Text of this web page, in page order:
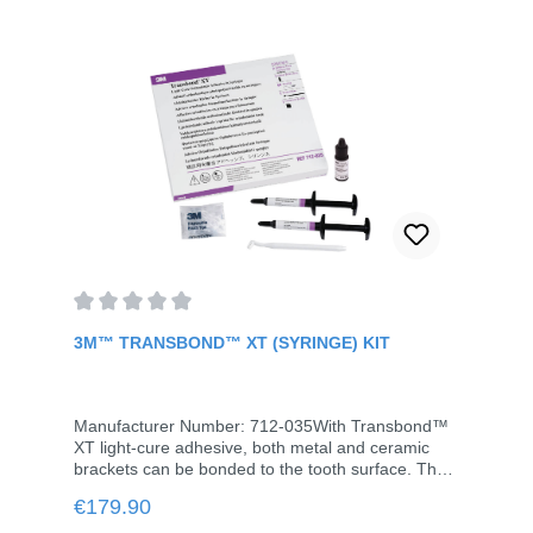
3M™ TRANSBOND™ XT (SYRINGE) KIT
Manufacturer Number: 712-035With Transbond™
XT light-cure adhesive, both metal and ceramic
brackets can be bonded to the tooth surface. The
bracket positioning.The special viscosity of the
Regular price:
€179.90